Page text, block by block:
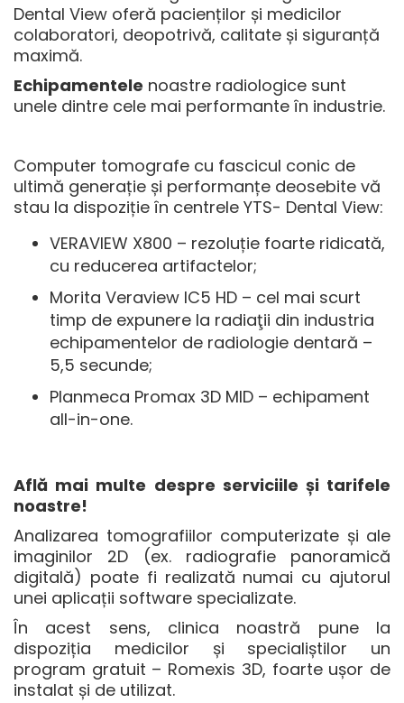
Dental View oferă pacienților și medicilor
colaboratori, deopotrivă, calitate și siguranță
maximă.
Echipamentele noastre radiologice sunt
unele dintre cele mai performante în industrie.
Computer tomografe cu fascicul conic de
ultimă generație și performanțe deosebite vă
stau la dispoziție în centrele YTS- Dental View:
VERAVIEW X800 – rezoluție foarte ridicată,
cu reducerea artifactelor;
Morita Veraview IC5 HD – cel mai scurt
timp de expunere la radiaţii din industria
echipamentelor de radiologie dentară –
5,5 secunde;
Planmeca Promax 3D MID – echipament
all-in-one.
Află mai multe despre serviciile și tarifele
noastre!
Analizarea tomografiilor computerizate și ale
imaginilor 2D (ex. radiografie panoramică
digitală) poate fi realizată numai cu ajutorul
unei aplicații software specializate.
În acest sens, clinica noastră pune la
dispoziția medicilor și specialiștilor un
program gratuit – Romexis 3D, foarte ușor de
instalat și de utilizat.